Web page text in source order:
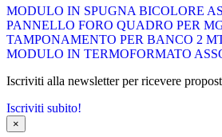
MODULO IN SPUGNA BICOLORE
PANNELLO FORO QUADRO PER
TAMPONAMENTO PER BANCO 2
MODULO IN TERMOFORMATO
Iscriviti alla newsletter per ricevere
Iscriviti subito!
×